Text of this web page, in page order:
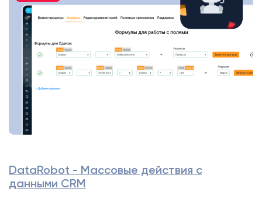
DataRobot - Массовые действия с
данными CRM